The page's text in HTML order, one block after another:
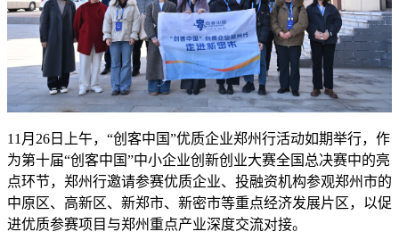
11月26日上午，“创客中国”优质企业郑州行活动如期举行，作
为第十届“创客中国”中小企业创新创业大赛全国总决赛中的亮
点环节，郑州行邀请参赛优质企业、投融资机构参观郑州市的
中原区、高新区、新郑市、新密市等重点经济发展片区，以促
进优质参赛项目与郑州重点产业深度交流对接。